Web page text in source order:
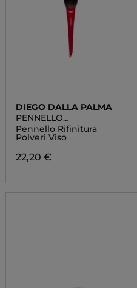
DIEGO DALLA PALMA
PENNELLO
PROFESSIONALE
Pennello Rifinitura
Polveri Viso
22,20 €